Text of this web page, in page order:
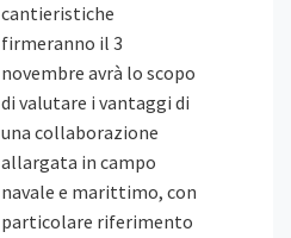
cantieristiche
firmeranno il 3
novembre avrà lo scopo
di valutare i vantaggi di
una collaborazione
allargata in campo
navale e marittimo, con
particolare riferimento